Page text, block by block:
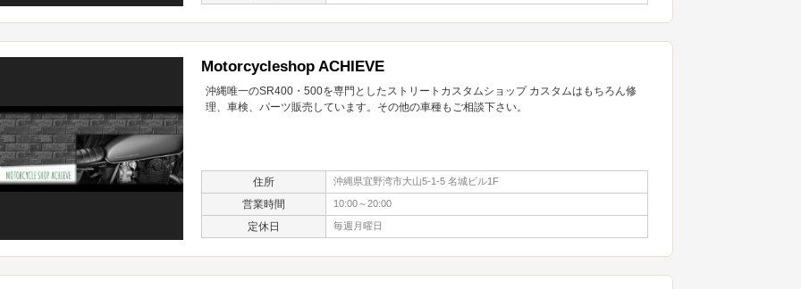
Motorcycleshop ACHIEVE
沖縄唯一のSR400・500を専門としたストリートカスタムショップ カスタムはもちろん修
理、車検、パーツ販売しています。その他の車種もご相談下さい。
住所 沖縄県宜野湾市大山5-1-5 名城ビル1F
営業時間 10:00～20:00
定休日 毎週月曜日